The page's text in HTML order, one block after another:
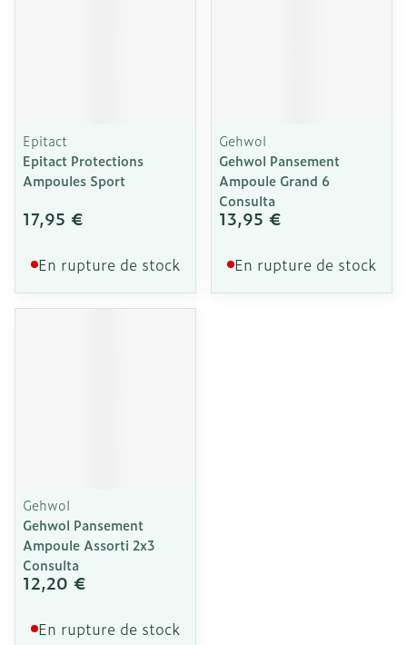
Epitact
Epitact Protections
Ampoules Sport
17,95 €
En rupture de stock
Gehwol
Gehwol Pansement
Ampoule Grand 6
Consulta
13,95 €
En rupture de stock
Gehwol
Gehwol Pansement
Ampoule Assorti 2x3
Consulta
12,20 €
En rupture de stock